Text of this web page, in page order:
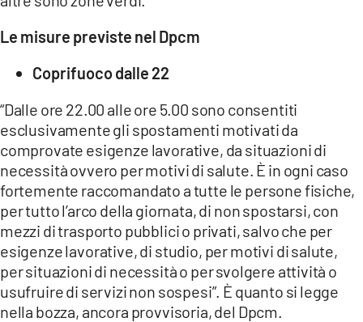
ANDROID
APPLE
Le misure previste nel Dpcm
Coprifuoco dalle 22
“Dalle ore 22.00 alle ore 5.00 sono consentiti
esclusivamente gli spostamenti motivati da
comprovate esigenze lavorative, da situazioni di
necessità ovvero per motivi di salute. È in ogni caso
fortemente raccomandato a tutte le persone fisiche,
per tutto l’arco della giornata, di non spostarsi, con
mezzi di trasporto pubblici o privati, salvo che per
esigenze lavorative, di studio, per motivi di salute,
per situazioni di necessità o per svolgere attività o
usufruire di servizi non sospesi”. È quanto si legge
nella bozza, ancora provvisoria, del Dpcm.